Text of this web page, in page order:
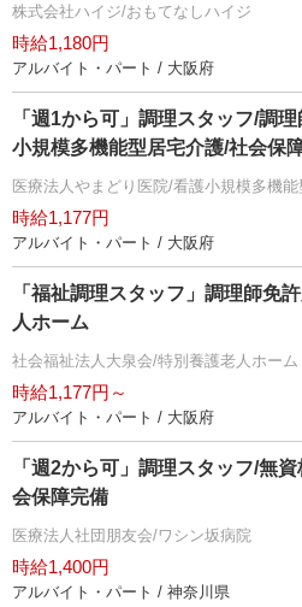
株式会社ハイジ/おもてなしハイジ
時給1,180円
アルバイト・パート / 大阪府
「週1から可」調理スタッフ/調
小規模多機能型居宅介護/社会保
医療法人やまどり医院/看護小規模多機
時給1,177円
アルバイト・パート / 大阪府
「福祉調理スタッフ」調理師免
人ホーム
社会福祉法人大泉会/特別養護老人ホーム
時給1,177円～
アルバイト・パート / 大阪府
「週2から可」調理スタッフ/無
会保障完備
医療法人社団朋友会/ワシン坂病院
時給1,400円
アルバイト・パート / 神奈川県